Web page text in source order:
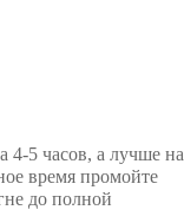
4-5 часов, а лучше на
время промойте
до полной